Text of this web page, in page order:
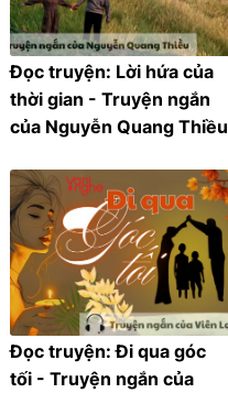
Đọc truyện: Lời hứa của
thời gian - Truyện ngắn
của Nguyễn Quang Thiều
Đọc truyện: Đi qua góc
tối - Truyện ngắn của